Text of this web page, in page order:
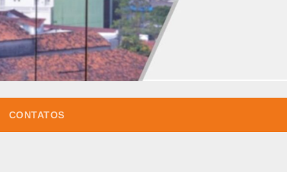
CONTATOS